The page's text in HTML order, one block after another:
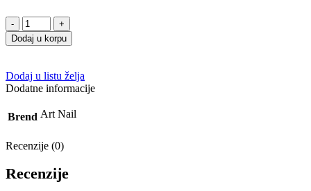
Dodaj u korpu
Dodaj u listu želja
Dodatne informacije
Brend Art Nail
Recenzije (0)
Recenzije